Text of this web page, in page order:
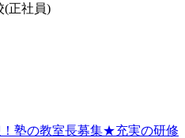
(正社員)
！塾の教室長募集★充実の研修